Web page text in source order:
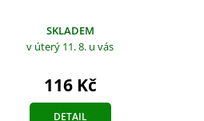
SKLADEM
v úterý 11. 8. u vás
116 Kč
DETAIL